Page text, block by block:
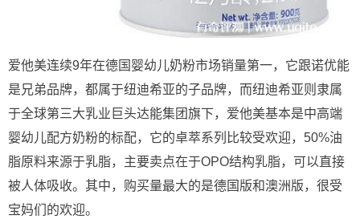
爱他美连续9年在德国婴幼儿奶粉市场销量第一，它跟诺优能
是兄弟品牌，都属于纽迪希亚的子品牌，而纽迪希亚则隶属
于全球第三大乳业巨头达能集团旗下，爱他美基本是中高端
婴幼儿配方奶粉的标配，它的卓萃系列比较受欢迎，50%油
脂原料来源于乳脂，主要卖点在于OPO结构乳脂，可以直接
被人体吸收。其中，购买量最大的是德国版和澳洲版，很受
宝妈们的欢迎。